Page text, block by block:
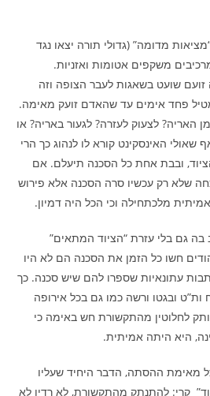
מדומה” (גדולי תורה יצאו נגד
משקפים אטומות ואזניות.
שועט בשאגות לעבר הצופה וזה
פחד אימים עד שהאדם זועק מאימה.
האריה? לצעוק לעזרה? לגעור באריה? או
שאולי האינסקינט קורא לו לנהוג כך הרי
ובבת אחת כל הסכנה תיעלם. אם
שלא רק עכשיו סרה הסכנה אלא פירוש
מלכתחילה וכי הכל היה דמיון.
גם בלי עזרת “הציוד המתאים”
חשו כל הזמן את הסכנה הם לא היו
עתונאיות שספרו להם שיש סכנה. כך
ובגטו ורשה כמו גם בכל אירופה
לחלוטין מהתקשורת חש באימה כי
היא היתה אמיתית.
מאימת ההסתה, הדבר היחיד שעליו
קרי: להתנתק מהתקשורת, לא רדיו לא